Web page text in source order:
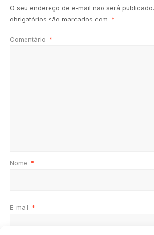
O seu endereço de e-mail não será publicado.
obrigatórios são marcados com *
Comentário *
Nome *
E-mail *